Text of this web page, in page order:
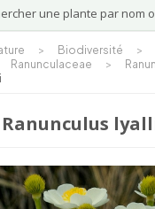
une plante par nom
> Biodiversité >
Ranunculaceae >
Ranunculus